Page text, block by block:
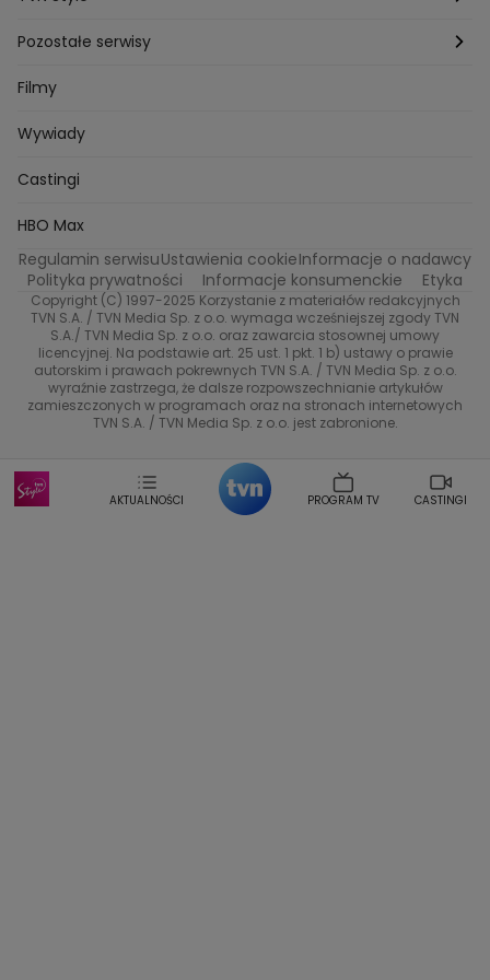
Bartosz Laskowski
Zuzanna Kaszuba
Ewa Galica
Kacper Jeneralski
Katarzyna Rozmyslowicz
Anna SamusionekPrzemyslaw Cypryanski
Damian MichalowskiEwa Piekut
Magdalena GwozdzKuchenne Rewolucje
Tadeusz Huk Lucyna MalecEwa Gawryluk
Marta JankowskaBartosz Skrobisz
Malwina WedzikowskaKrzysztof Skorzynski
Helena Englert Aleksander Zniszczol
Sonia Mietielica
Maciej Kuciel
Weekendowa Metamorfoza
Leszek Lichota
Azja Express
MasterChef
Back to school
Zakup w ciemno
Gogglebox. Przed telewizorem
99 gra o wszystko
Życie na kredycie
Aktualności
Nasze Programy
Castingi
Aktualności
Castingi
Wideo
Nasze Programy
Program TV
Przepisy
Pozostałe serwisy
TVN24
Eurosport
TVN
Dzień Dobry TVN
TVN7
TVN Turbo
Co za tydzień
TTV
Filmy
Wywiady
Castingi
HBO Max
Regulamin serwisuUstawienia cookieInformacje o nadawcy
Polityka prywatności
Informacje konsumenckie Etyka
Copyright (C) 1997-2025 Korzystanie z materiałów redakcyjnych
TVN S.A. / TVN Media Sp. z o.o. wymaga wcześniejszej zgody TVN
S.A./ TVN Media Sp. z o.o. oraz zawarcia stosownej umowy
licencyjnej. Na podstawie art. 25 ust. 1 pkt. 1 b) ustawy o prawie
autorskim i prawach pokrewnych TVN S.A. / TVN Media Sp. z o.o.
wyraźnie zastrzega, że dalsze rozpowszechnianie artykułów
zamieszczonych w programach oraz na stronach internetowych
TVN S.A. / TVN Media Sp. z o.o. jest zabronione.
AKTUALNOŚCI PROGRAM TV CASTINGI